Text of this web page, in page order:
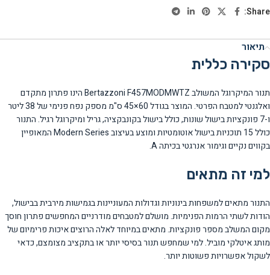
Share:
תיאור
סקירה כללית
תנור המיקרוגל המשולב Bertazzoni F457MODMWTZ הינו פתרון מתקדם
ואלגנטי למטבח הפרטי. המוצר בגודל 60×45 ס"מ מספק נפח פנימי של 38 ליטר
ו-7 פונקציות בישול שונות, כולל בישול בקונבקציה, גריל ומיקרוגל רגיל. התנור
כולל 15 תוכניות בישול אוטומטיות ומוצע בעיצוב Modern Series המאופיין
בקווים נקיים וגימור אנרגטי בכיתה A.
למי זה מתאים
התנור מתאים למשפחות בינוניות וגדולות המעוניינות בגמישות מירבית בבישול,
הודות לשתי הרמות הפנימיות. מושלם למטבחים מודרניים המחפשים פתרון חוסך
מקום המשלב מספר פונקציות. מתאים במיוחד לאלה הרוצים איכות פרימיום של
מותג איטלקי מוביל. למי שמחפש תנור בסיסי יותר או בתקציב מצומצם, כדאי
לשקול אפשרויות פשוטות יותר.